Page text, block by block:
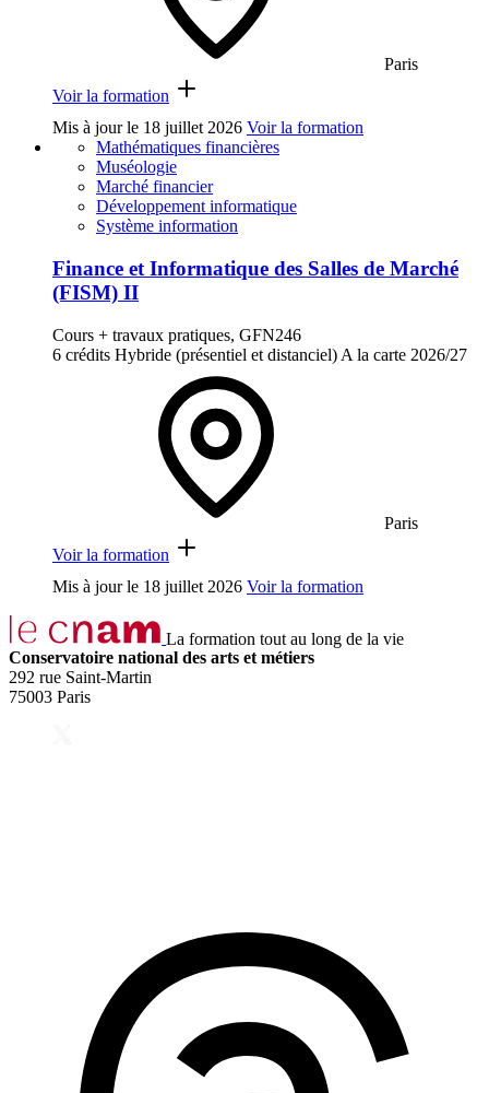
Paris
Voir la formation
Mis à jour le 18 juillet 2026 Voir la formation
Mathématiques financières
Muséologie
Marché financier
Développement informatique
Système information
Finance et Informatique des Salles de Marché
(FISM) II
Cours + travaux pratiques, GFN246
6 crédits Hybride (présentiel et distanciel) A la carte 2026/27
Paris
Voir la formation
Mis à jour le 18 juillet 2026 Voir la formation
La formation tout au long de la vie
Conservatoire national des arts et métiers
292 rue Saint-Martin
75003 Paris